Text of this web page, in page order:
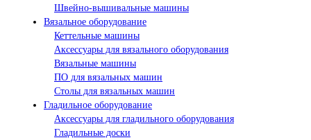
Швейно-вышивальные машины
Вязальное оборудование
Кеттельные машины
Аксессуары для вязального оборудования
Вязальные машины
ПО для вязальных машин
Столы для вязальных машин
Гладильное оборудование
Аксессуары для гладильного оборудования
Гладильные доски